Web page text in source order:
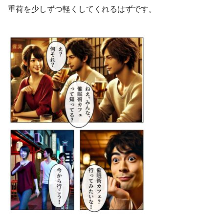
重荷を少しずつ軽くしてくれるはずです。